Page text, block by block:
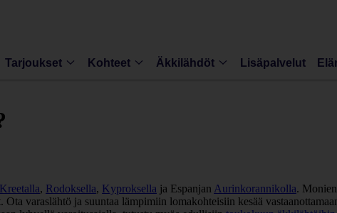
Tarjoukset Kohteet Äkkilähdöt Lisäpalvelut
Kreetalla, Rodoksella, Kyproksella ja Espanjan Aurinkorannikolla.
varaslähtö ja suuntaa lämpimiin lomakohteisiin kesää